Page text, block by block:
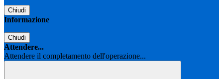
Chiudi
Informazione
Chiudi
Attendere...
Attendere il completamento dell'operazione...